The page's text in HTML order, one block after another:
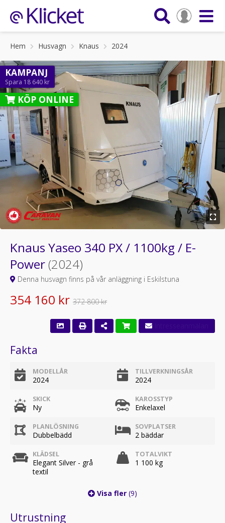
Hem Husvagn Knaus 2024
KAMPANJ
Spara 18 640 kr
KÖP ONLINE
Knaus Yaseo 340 PX / 1100kg / E-
Power(2024)
Denna husvagn finns på vår anläggning i Eskilstuna
354 160 kr 372 800 kr
Fakta
MODELLÅR
2024
TILLVERKNINGSÅR
2024
SKICK
Ny
KAROSSTYP
Enkelaxel
PLANLÖSNING
Dubbelbädd
SOVPLATSER
2 bäddar
KLÄDSEL
Elegant Silver - grå
textil
TOTALVIKT
1 100 kg
Visa fler (9)
Utrustning